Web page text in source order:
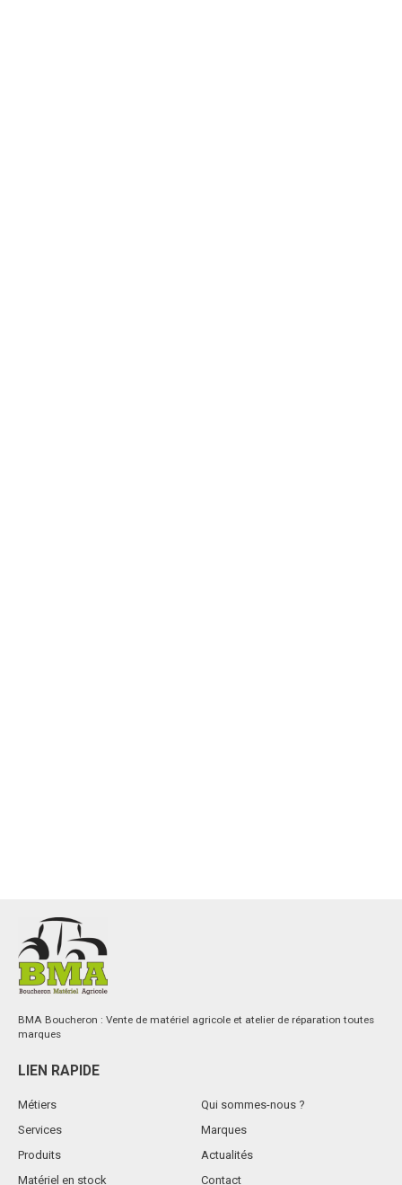
BMA Boucheron : Vente de matériel agricole et atelier de réparation toutes
marques
LIEN RAPIDE
Métiers
Services
Produits
Matériel en stock
Qui sommes-nous ?
Marques
Actualités
Contact